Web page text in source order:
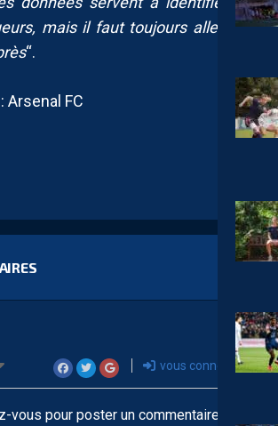
mais il faut toujours aller les
“.
Arsenal FC
vous connecter
vous pour poster un commentaire